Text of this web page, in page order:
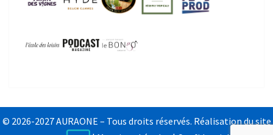
© 2026-2027 AURAONE – Tous droits réservés. Réalisation du site